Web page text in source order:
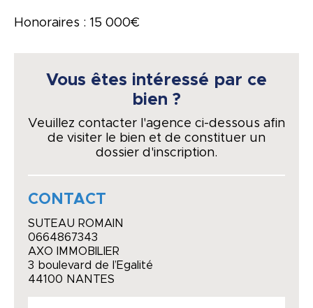
Honoraires : 15 000€
Vous êtes intéressé par ce
bien ?
Veuillez contacter l'agence ci-dessous afin
de visiter le bien et de constituer un
dossier d'inscription.
CONTACT
SUTEAU ROMAIN
0664867343
AXO IMMOBILIER
3 boulevard de l’Egalité
44100 NANTES